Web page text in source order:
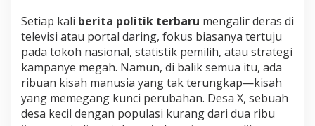
n
g
P
i
l
p
r
e
s
Setiap kali berita politik terbaru mengalir deras di
televisi atau portal daring, fokus biasanya tertuju
pada tokoh nasional, statistik pemilih, atau strategi
kampanye megah. Namun, di balik semua itu, ada
ribuan kisah manusia yang tak terungkap—kisah
yang memegang kunci perubahan. Desa X, sebuah
desa kecil dengan populasi kurang dari dua ribu